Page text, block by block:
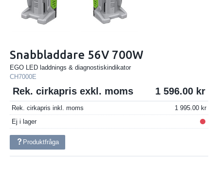
Snabbladdare 56V 700W
EGO LED laddnings & diagnostiskindikator
CH7000E
Rek. cirkapris exkl. moms 1 596.00
Rek. cirkapris inkl. moms
1 995.00
Ej i lager
Produktfråga